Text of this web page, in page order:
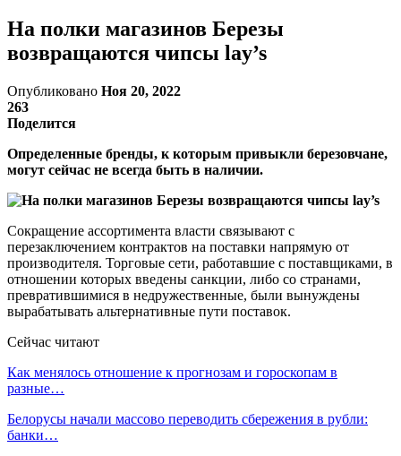
На полки магазинов Березы
возвращаются чипсы lay’s
Опубликовано Ноя 20, 2022
263
Поделится
Определенные бренды, к которым привыкли березовчане,
могут сейчас не всегда быть в наличии.
Сокращение ассортимента власти связывают с
перезаключением контрактов на поставки напрямую от
производителя. Торговые сети, работавшие с поставщиками, в
отношении которых введены санкции, либо со странами,
превратившимися в недружественные, были вынуждены
вырабатывать альтернативные пути поставок.
Сейчас читают
Как менялось отношение к прогнозам и гороскопам в
разные…
Белорусы начали массово переводить сбережения в рубли:
банки…